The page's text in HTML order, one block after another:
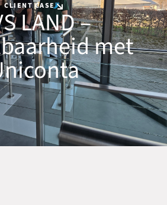
CLIENT CASE
LAND –
met